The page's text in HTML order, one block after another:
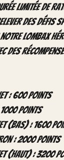
limitée de
des défis
Lombax
des
: 600 points
points
(Bas) : 1600
: 2000 points
(Haut) : 3200